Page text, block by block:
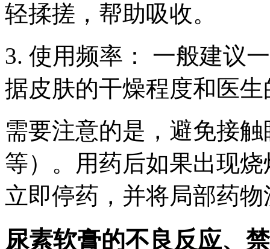
轻揉搓，帮助吸收。
3. 使用频率： 一般建议
据皮肤的干燥程度和医
需要注意的是，避免接
等）。用药后如果出现
立即停药，并将局部药
尿素软膏的不良反应、